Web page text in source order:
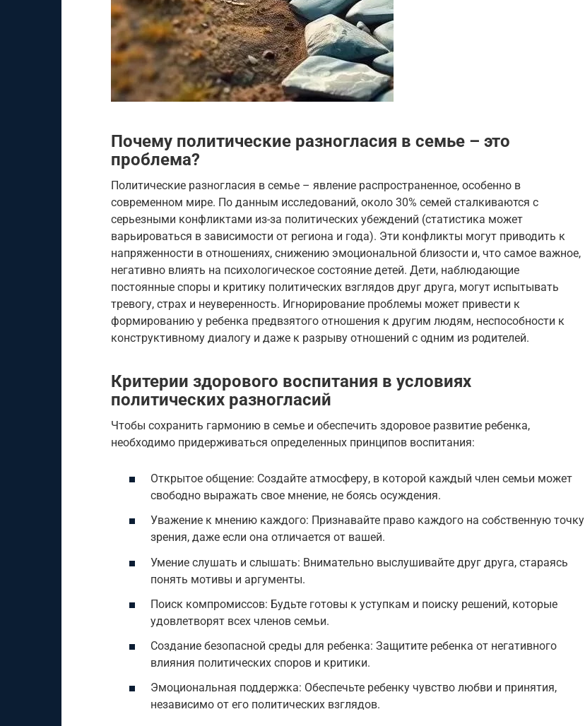
Почему политические разногласия в семье – это
проблема?
Политические разногласия в семье – явление распространенное, особенно в
современном мире. По данным исследований, около 30% семей сталкиваются с
серьезными конфликтами из-за политических убеждений (статистика может
варьироваться в зависимости от региона и года). Эти конфликты могут приводить к
напряженности в отношениях, снижению эмоциональной близости и, что самое важное,
негативно влиять на психологическое состояние детей. Дети, наблюдающие
постоянные споры и критику политических взглядов друг друга, могут испытывать
тревогу, страх и неуверенность. Игнорирование проблемы может привести к
формированию у ребенка предвзятого отношения к другим людям, неспособности к
конструктивному диалогу и даже к разрыву отношений с одним из родителей.
Критерии здорового воспитания в условиях
политических разногласий
Чтобы сохранить гармонию в семье и обеспечить здоровое развитие ребенка,
необходимо придерживаться определенных принципов воспитания:
Открытое общение: Создайте атмосферу, в которой каждый член семьи может
свободно выражать свое мнение, не боясь осуждения.
Уважение к мнению каждого: Признавайте право каждого на собственную точку
зрения, даже если она отличается от вашей.
Умение слушать и слышать: Внимательно выслушивайте друг друга, стараясь
понять мотивы и аргументы.
Поиск компромиссов: Будьте готовы к уступкам и поиску решений, которые
удовлетворят всех членов семьи.
Создание безопасной среды для ребенка: Защитите ребенка от негативного
влияния политических споров и критики.
Эмоциональная поддержка: Обеспечьте ребенку чувство любви и принятия,
независимо от его политических взглядов.